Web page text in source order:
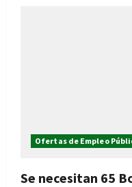
Ofertas de Empleo
Se necesitan 65